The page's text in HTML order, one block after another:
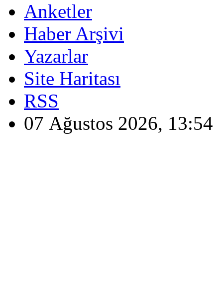
Anketler
Haber Arşivi
Yazarlar
Site Haritası
RSS
07 Ağustos 2026, 13:54